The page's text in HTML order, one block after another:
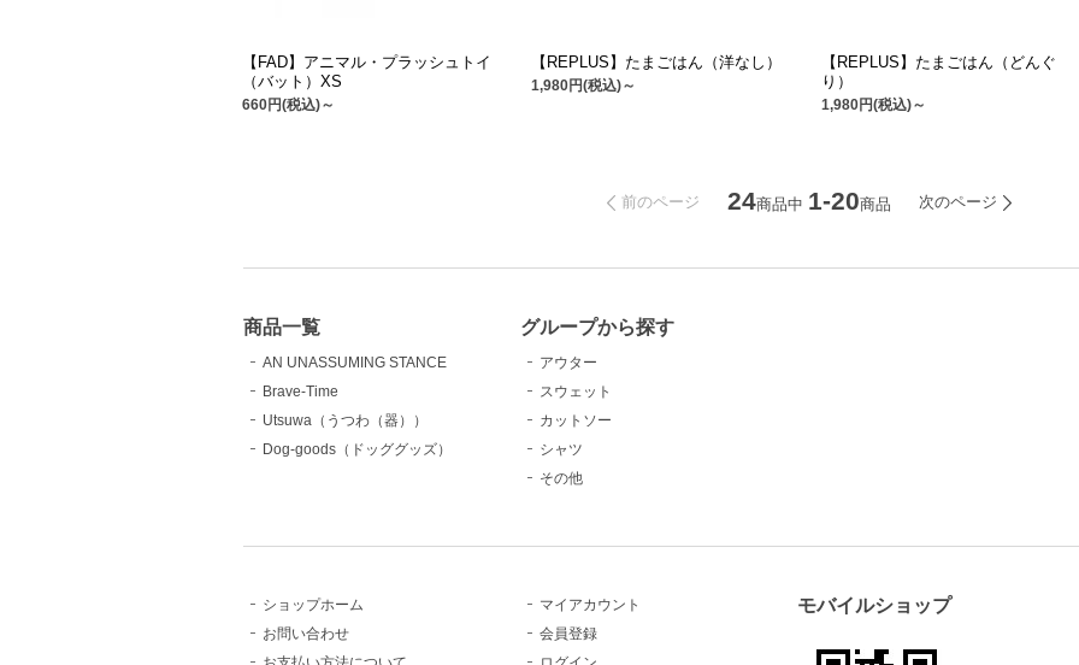
【FAD】アニマル・プラッシュトイ
（バット）XS
660円(税込)～
【REPLUS】たまごはん（洋なし）
1,980円(税込)～
【REPLUS】たまごはん（どんぐ
り）
1,980円(税込)～
前のページ 24商品中 1-20商品 次のページ
商品一覧
AN UNASSUMING STANCE
Brave-Time
Utsuwa（うつわ（器））
Dog-goods（ドッググッズ）
グループから探す
アウター
スウェット
カットソー
シャツ
その他
ショップホーム
お問い合わせ
マイアカウント
会員登録
モバイルショップ